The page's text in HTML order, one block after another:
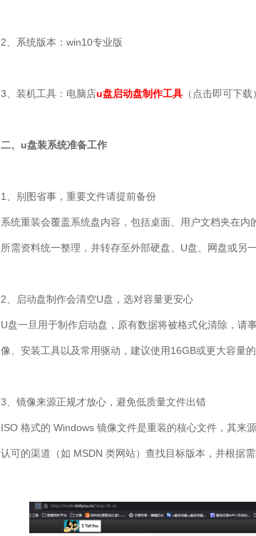
2、系统版本： win10专业版
3、装机工具：电脑店u盘启动盘制作工具 （点击即可下载）
二、 u盘装系统准备工作
1、别图省事，重要文件请提前备份
系统重装会覆盖系统盘内容，包括桌面、用户文档夹在
所需资料统一整理，并转存至外部硬盘、 U盘、网盘或另
2、启动盘制作会清空U盘，选对容量更安心
U盘一旦用于制作启动盘，原有数据将被格式化清除，请
像、安装工具以及常用驱动，建议使用16GB或更大容量的
3、镜像来源正规才放心，避免低质量文件出错
ISO 格式的 Windows 镜像文件是重装的核心文件，其来
认可的渠道（如 MSDN 类网站）查找目标版本，并根据需